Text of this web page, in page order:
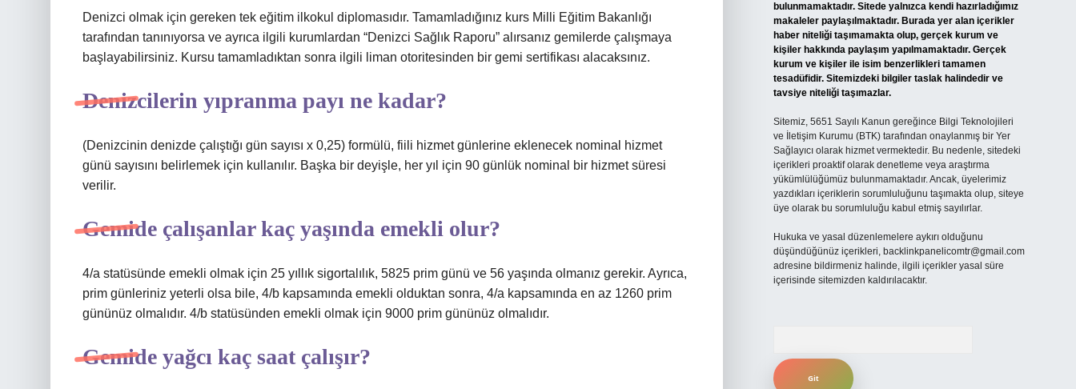
Denizci olmak için gereken tek eğitim ilkokul diplomasıdır. Tamamladığınız kurs Milli Eğitim Bakanlığı
tarafından tanınıyorsa ve ayrıca ilgili kurumlardan “Denizci Sağlık Raporu” alırsanız gemilerde çalışmaya
başlayabilirsiniz. Kursu tamamladıktan sonra ilgili liman otoritesinden bir gemi sertifikası alacaksınız.
Denizcilerin yıpranma payı ne kadar?
(Denizcinin denizde çalıştığı gün sayısı x 0,25) formülü, fiili hizmet günlerine eklenecek nominal hizmet
günü sayısını belirlemek için kullanılır. Başka bir deyişle, her yıl için 90 günlük nominal bir hizmet süresi
verilir.
Gemide çalışanlar kaç yaşında emekli olur?
4/a statüsünde emekli olmak için 25 yıllık sigortalılık, 5825 prim günü ve 56 yaşında olmanız gerekir. Ayrıca,
prim günleriniz yeterli olsa bile, 4/b kapsamında emekli olduktan sonra, 4/a kapsamında en az 1260 prim
gününüz olmalıdır. 4/b statüsünden emekli olmak için 9000 prim gününüz olmalıdır.
Gemide yağcı kaç saat çalışır?
bulunmamaktadır. Sitede yalnızca kendi hazırladığımız
makaleler paylaşılmaktadır. Burada yer alan içerikler
haber niteliği taşımamakta olup, gerçek kurum ve
kişiler hakkında paylaşım yapılmamaktadır. Gerçek
kurum ve kişiler ile isim benzerlikleri tamamen
tesadüfidir. Sitemizdeki bilgiler taslak halindedir ve
tavsiye niteliği taşımazlar.
Sitemiz, 5651 Sayılı Kanun gereğince Bilgi Teknolojileri
ve İletişim Kurumu (BTK) tarafından onaylanmış bir Yer
Sağlayıcı olarak hizmet vermektedir. Bu nedenle, sitedeki
içerikleri proaktif olarak denetleme veya araştırma
yükümlülüğümüz bulunmamaktadır. Ancak, üyelerimiz
yazdıkları içeriklerin sorumluluğunu taşımakta olup, siteye
üye olarak bu sorumluluğu kabul etmiş sayılırlar.
Hukuka ve yasal düzenlemelere aykırı olduğunu
düşündüğünüz içerikleri, backlinkpanelicomtr@gmail.com
adresine bildirmeniz halinde, ilgili içerikler yasal süre
içerisinde sitemizden kaldırılacaktır.